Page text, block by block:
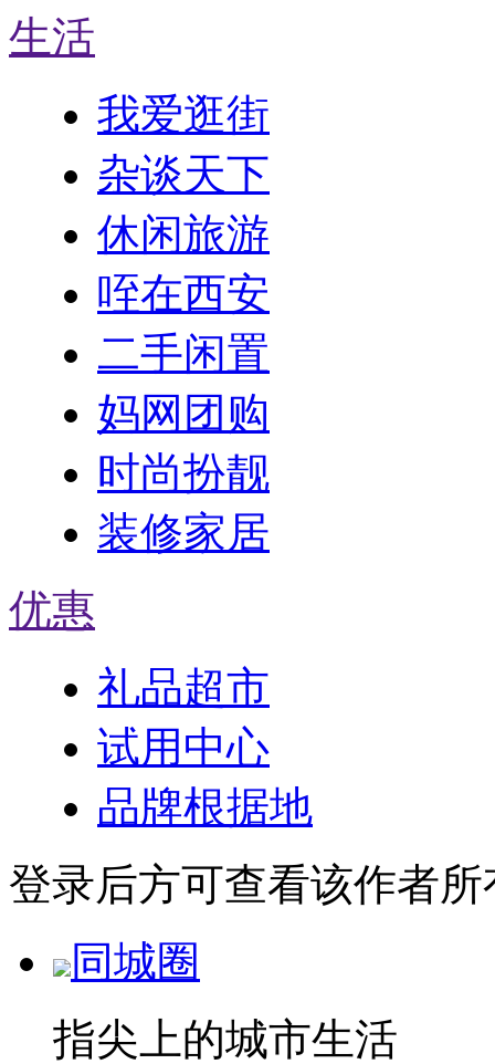
生活
我爱逛街
杂谈天下
休闲旅游
咥在西安
二手闲置
妈网团购
时尚扮靓
装修家居
优惠
礼品超市
试用中心
品牌根据地
登录后方可查看该作者所
同城圈
指尖上的城市生活